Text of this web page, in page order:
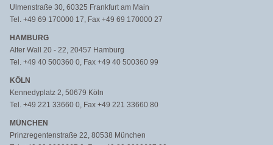
Ulmenstraße 30, 60325 Frankfurt am Main
Tel. +49 69 170000 17, Fax +49 69 170000 27
HAMBURG
Alter Wall 20 - 22, 20457 Hamburg
Tel. +49 40 500360 0, Fax +49 40 500360 99
KÖLN
Kennedyplatz 2, 50679 Köln
Tel. +49 221 33660 0, Fax +49 221 33660 80
MÜNCHEN
Prinzregentenstraße 22, 80538 München